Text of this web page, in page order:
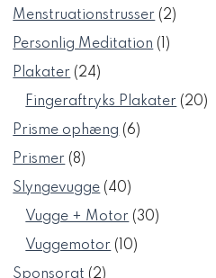
vare
Menstruationstrusser 22
Personlig Meditation
1
Plakater 2424
varer
Fingeraftryks Plakater 2020
Prisme ophæng 66
Prismer 88
varer
Slyngevugge 4040
varer
Vugge + Motor 3030
Vuggemotor 1010
Sponsorat 22